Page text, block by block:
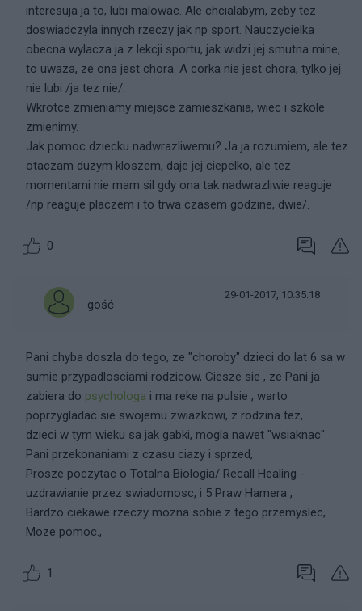
interesuja ja to, lubi malowac. Ale chcialabym, zeby tez
doswiadczyla innych rzeczy jak np sport. Nauczycielka
obecna wylacza ja z lekcji sportu, jak widzi jej smutna mine,
to uwaza, ze ona jest chora. A corka nie jest chora, tylko jej
nie lubi /ja tez nie/.
Wkrotce zmieniamy miejsce zamieszkania, wiec i szkole
zmienimy.
Jak pomoc dziecku nadwrazliwemu? Ja ja rozumiem, ale tez
otaczam duzym kloszem, daje jej ciepelko, ale tez
momentami nie mam sil gdy ona tak nadwrazliwie reaguje
/np reaguje placzem i to trwa czasem godzine, dwie/.
0
gość
29-01-2017, 10:35:18
Pani chyba doszla do tego, ze "choroby" dzieci do lat 6 sa w
sumie przypadlosciami rodzicow, Ciesze sie , ze Pani ja
zabiera do psychologa i ma reke na pulsie , warto
poprzygladac sie swojemu zwiazkowi, z rodzina tez,
dzieci w tym wieku sa jak gabki, mogla nawet "wsiaknac"
Pani przekonaniami z czasu ciazy i sprzed,
Prosze poczytac o Totalna Biologia/ Recall Healing -
uzdrawianie przez swiadomosc, i 5 Praw Hamera ,
Bardzo ciekawe rzeczy mozna sobie z tego przemyslec,
Moze pomoc.,
1